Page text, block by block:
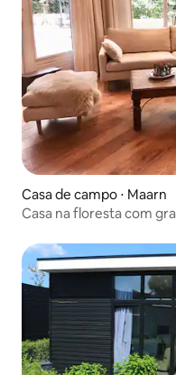
Casa de campo ⋅ Maarn
Casa na floresta com